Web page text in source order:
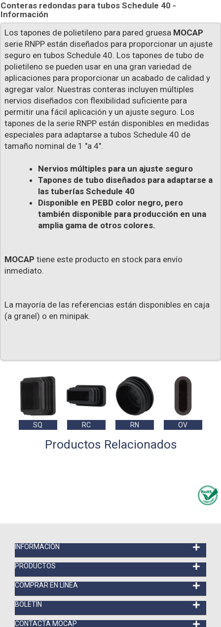
Conteras redondas para tubos Schedule 40 -
Información
Los tapones de polietileno para pared gruesa MOCAP
serie RNPP están diseñados para proporcionar un ajuste
seguro en tubos Schedule 40. Los tapones de tubo de
polietileno se pueden usar en una gran variedad de
aplicaciones para proporcionar un acabado de calidad y
agregar valor. Nuestras conteras incluyen múltiples
nervios diseñados con flexibilidad suficiente para
permitir una fácil aplicación y un ajuste seguro. Los
tapones de la serie RNPP están disponibles en medidas
especiales para adaptarse a tubos Schedule 40 de
tamaño nominal de 1 "a 4".
Nervios múltiples para un ajuste seguro
Tapones de tubo diseñados para adaptarse a
las tuberías Schedule 40
Disponible en PEBD color negro, pero
también disponible para producción en una
amplia gama de otros colores.
MOCAP tiene este producto en stock para envío
inmediato.
La mayoría de las referencias están disponibles en caja
(a granel) o en minipak.
SQ RC RN OV
Productos Relacionados
INFORMACIÓN
PRODUCTOS
COMPRAR EN LINEA
BOLETÍN
CONTACTA MOCAP